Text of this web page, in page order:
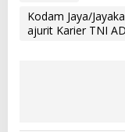
Kodam Jaya/
ajurit Karier TNI